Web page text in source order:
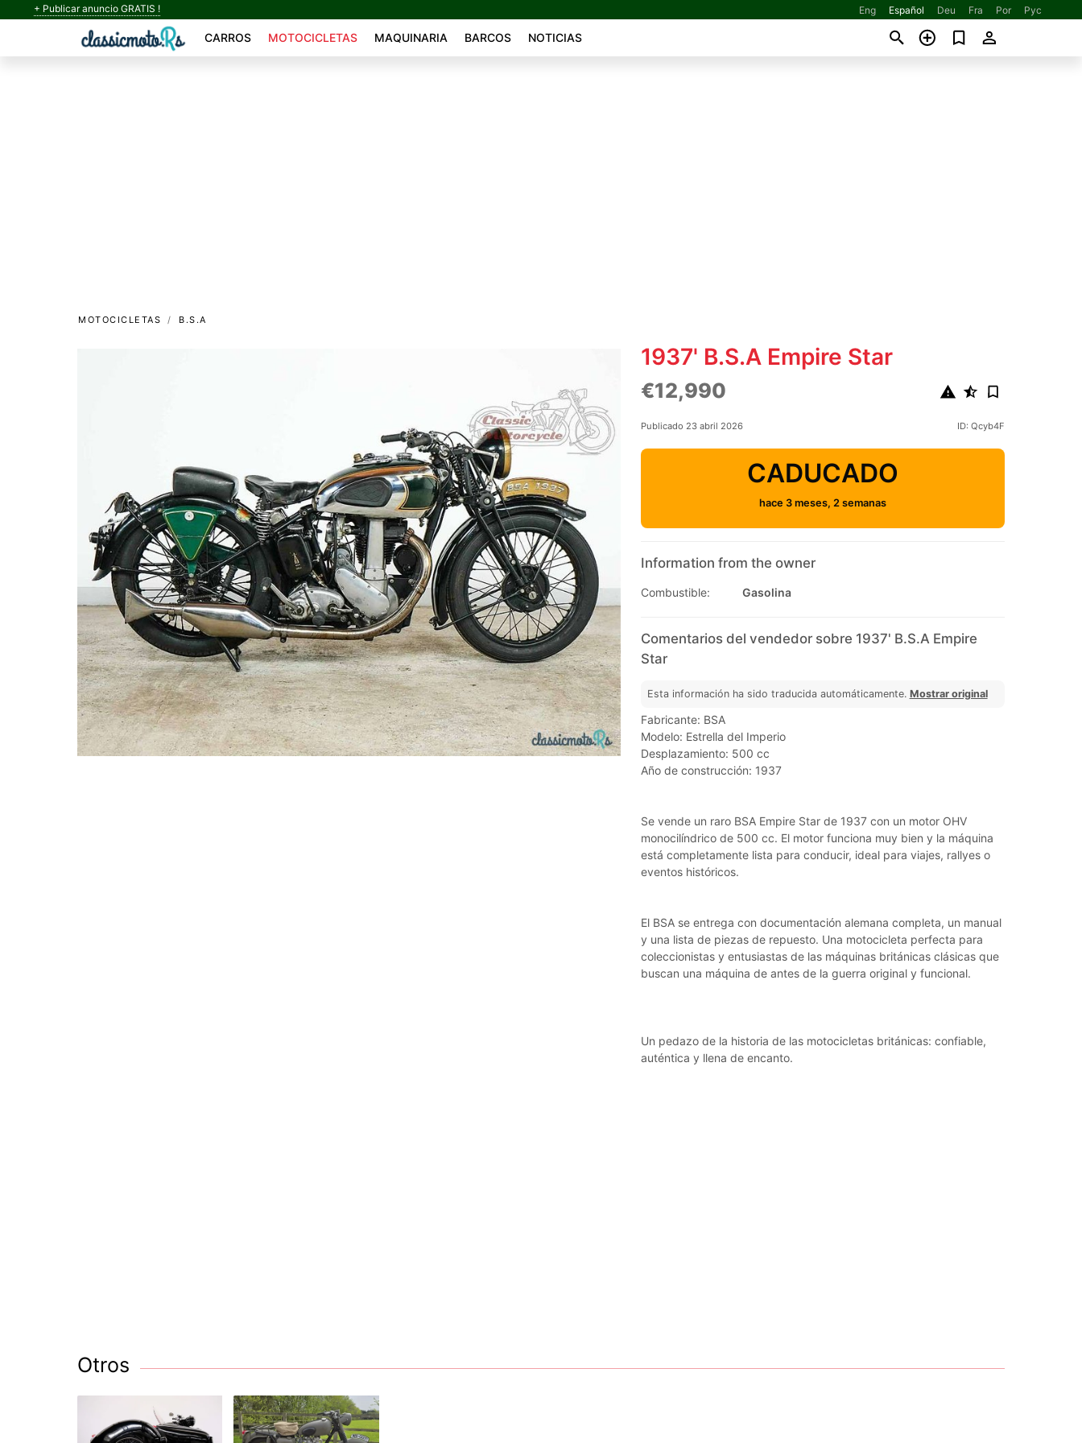
+ Publicar anuncio GRATIS ! Eng Español Deu Fra Por Рус
CARROS MOTOCICLETAS MAQUINARIA BARCOS NOTICIAS
MOTOCICLETAS B.S.A
1937' B.S.A Empire Star
€12,990
Publicado 23 abril 2026 ID: Qcyb4F
CADUCADO
hace 3 meses, 2 semanas
Information from the owner
Combustible: Gasolina
Comentarios del vendedor sobre 1937' B.S.A Empire
Star
Esta información ha sido traducida automáticamente. Mostrar original
Fabricante: BSA
Modelo: Estrella del Imperio
Desplazamiento: 500 cc
Año de construcción: 1937
Se vende un raro BSA Empire Star de 1937 con un motor OHV
monocilíndrico de 500 cc. El motor funciona muy bien y la máquina
está completamente lista para conducir, ideal para viajes, rallyes o
eventos históricos.
El BSA se entrega con documentación alemana completa, un manual
y una lista de piezas de repuesto. Una motocicleta perfecta para
coleccionistas y entusiastas de las máquinas británicas clásicas que
buscan una máquina de antes de la guerra original y funcional.
Un pedazo de la historia de las motocicletas británicas: confiable,
auténtica y llena de encanto.
Otros